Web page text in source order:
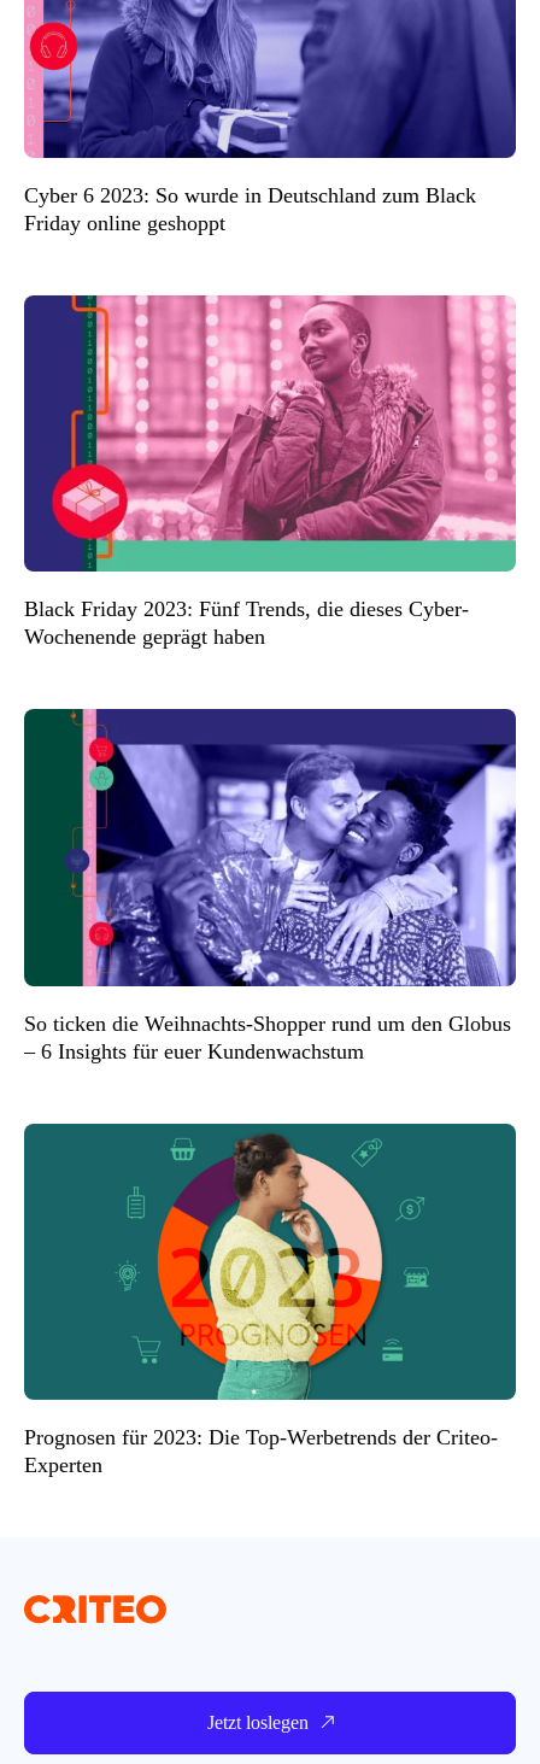
Cyber 6 2023: So wurde in Deutschland zum Black
Friday online geshoppt
Black Friday 2023: Fünf Trends, die dieses Cyber-
Wochenende geprägt haben
So ticken die Weihnachts-Shopper rund um den Globus
– 6 Insights für euer Kundenwachstum
Prognosen für 2023: Die Top-Werbetrends der Criteo-
Experten
Jetzt loslegen